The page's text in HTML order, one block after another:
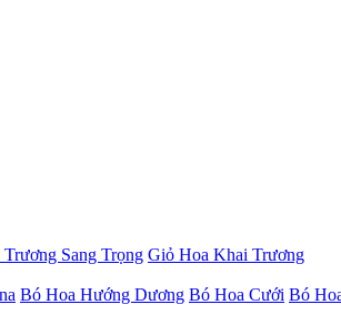
Sang Trọng Giỏ Hoa Khai Trương
Bó Hoa Hướng Dương Bó Hoa Cưới Bó